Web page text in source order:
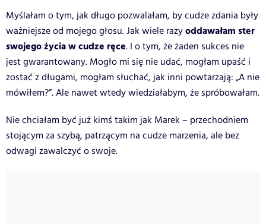
Myślałam o tym, jak długo pozwalałam, by cudze zdania były
ważniejsze od mojego głosu. Jak wiele razyoddawałam ster
swojego życia w cudze ręce. I o tym, że żaden sukces nie
jest gwarantowany. Mogło mi się nie udać, mogłam upaść i
zostać z długami, mogłam słuchać, jak inni powtarzają: „A nie
mówiłem?”. Ale nawet wtedy wiedziałabym, że spróbowałam.
Nie chciałam być już kimś takim jak Marek – przechodniem
stojącym za szybą, patrzącym na cudze marzenia, ale bez
odwagi zawalczyć o swoje.